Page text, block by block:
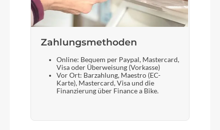
Zahlungsmethoden
Online: Bequem per Paypal, Mastercard,
Visa oder Überweisung (Vorkasse)
Vor Ort: Barzahlung, Maestro (EC-
Karte), Mastercard, Visa und die
Finanzierung über Finance a Bike.